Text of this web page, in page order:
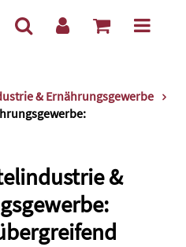
& Ernährungsgewerbe
&